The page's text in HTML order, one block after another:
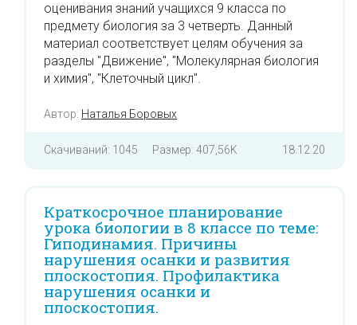
оценивания знаний учащихся 9 класса по
предмету биология за 3 четверть. Данный
материал соответствует целям обучения за
разделы "Движение", "Молекулярная биология
и химия", "Клеточный цикл".
Автор: Наталья Боровых
Скачиваний: 1045 Размер: 407,56K 18.12.20
Краткосрочное планирование
урока биологии в 8 классе по теме:
Гиподинамия. Причины
нарушения осанки и развития
плоскостопия. Профилактика
нарушения осанки и
плоскостопия.